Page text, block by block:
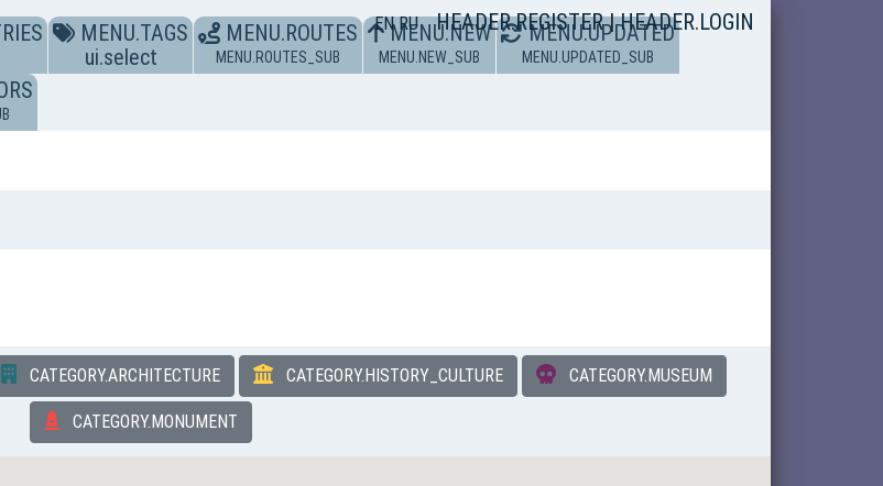
ENRU HEADER.REGISTER|HEADER.LOGIN
MENU.TAGS
ui.select
MENU.ROUTES
MENU.ROUTES_SUB
MENU.NEW
MENU.NEW_SUB
MENU.UPDATED
MENU.UPDATED_SUB
CATEGORY.ARCHITECTURE CATEGORY.HISTORY_CULTURE CATEGORY.MUSEUM
CATEGORY.MONUMENT